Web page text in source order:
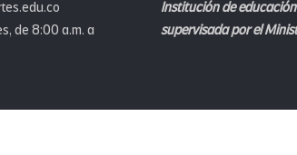
de 8:00 a.m. a
Institución de
supervisada por el